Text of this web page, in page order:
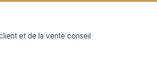
et de la vente conseil